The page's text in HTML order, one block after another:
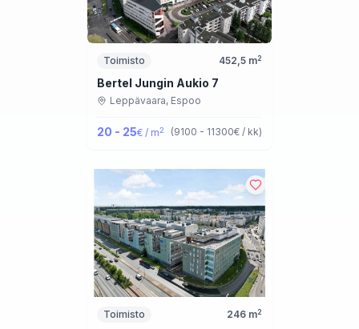
Toimisto 452,5 m2
Bertel Jungin Aukio 7
Leppävaara, Espoo
20 - 25€ / m2 (9100 - 11300€ / kk)
Toimisto 246 m2